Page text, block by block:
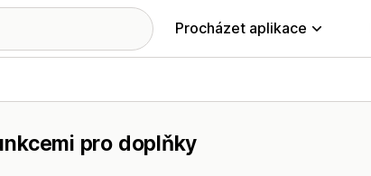
Procházet aplikace
pro doplňky